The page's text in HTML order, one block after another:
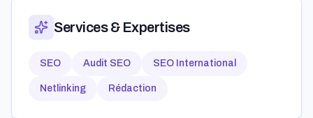
Services & Expertises
SEO Audit SEO SEO International
Netlinking Rédaction